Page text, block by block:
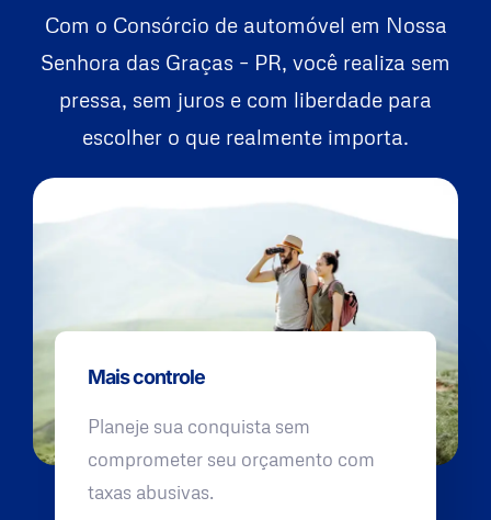
Com o Consórcio de automóvel em Nossa
Senhora das Graças – PR, você realiza sem
pressa, sem juros e com liberdade para
escolher o que realmente importa.
Mais controle
Planeje sua conquista sem
comprometer seu orçamento com
taxas abusivas.